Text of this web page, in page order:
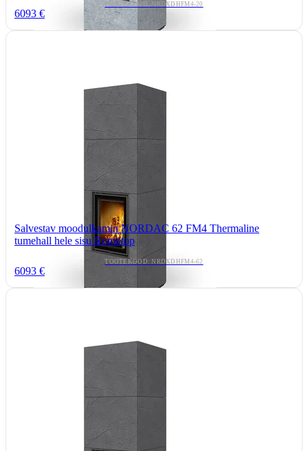
TOOTEKOOD: NRDXDHFM4-20
6093 €
Salvestav moodulkamin NORDAC 62 FM4 Thermaline
tumehall hele sisu Romotop
TOOTEKOOD: NRDXDHFM4-62
6093 €